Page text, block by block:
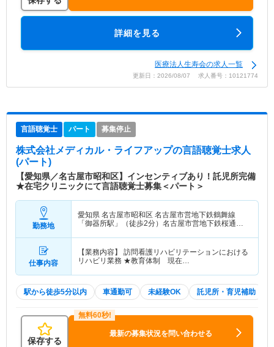
詳細を見る
医療法人生寿会の求人一覧
更新日：2026/08/07 求人番号：10121774
言語聴覚士 パート 募集停止
株式会社メディカル・ライフアップの言語聴覚士求人
(パート)
【愛知県／名古屋市昭和区】インセンティブあり！託児所完備
★在宅クリニックにて言語聴覚士募集＜パート＞
勤務地
愛知県 名古屋市昭和区 名古屋市営地下鉄鶴舞線
「御器所駅」（徒歩2分）名古屋市営地下鉄桜通線
仕事内容
【業務内容】 訪問看護リハビリテーションにおける
リハビリ業務 ★教育体制 現在…
駅から徒歩5分以内 車通勤可 未経験OK 託児所・育児補助
保存する
最新の募集状況を問い合わせる